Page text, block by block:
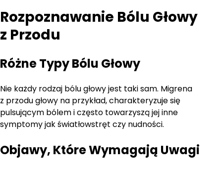
Rozpoznawanie Bólu Głowy
z Przodu
Różne Typy Bólu Głowy
Nie każdy rodzaj bólu głowy jest taki sam. Migrena
z przodu głowy na przykład, charakteryzuje się
pulsującym bólem i często towarzyszą jej inne
symptomy jak światłowstręt czy nudności.
Objawy, Które Wymagają Uwagi